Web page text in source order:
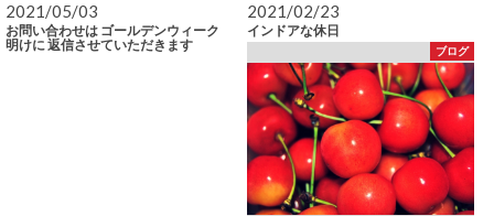
2021/05/03
お問い合わせは ゴールデンウィーク
明けに 返信させていただきます
2021/02/23
インドアな休日
ブログ